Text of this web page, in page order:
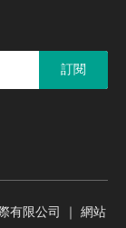
訂閱
有限公司 ｜ 網站